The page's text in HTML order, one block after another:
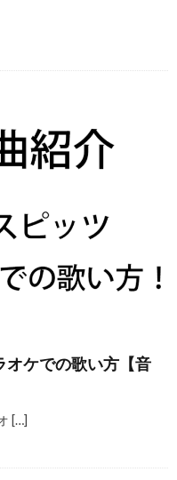
オケでの歌い方【音
[…]